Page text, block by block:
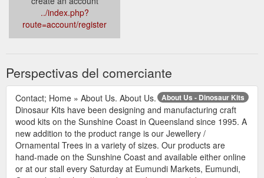
../index.php?
route=account/register
Perspectivas del comerciante
About Us - Dinosaur Kits
Contact; Home » About Us. About Us.
Dinosaur Kits have been designing and manufacturing craft
wood kits on the Sunshine Coast in Queensland since 1995. A
new addition to the product range is our Jewellery /
Ornamental Trees in a variety of sizes. Our products are
hand-made on the Sunshine Coast and available either online
or at our stall every Saturday at Eumundi Markets, Eumundi,